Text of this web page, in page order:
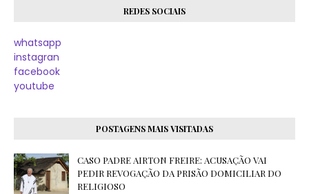
REDES SOCIAIS
whatsapp
instagran
facebook
youtube
POSTAGENS MAIS VISITADAS
CASO PADRE AIRTON FREIRE: ACUSAÇÃO VAI
PEDIR REVOGAÇÃO DA PRISÃO DOMICILIAR DO
RELIGIOSO